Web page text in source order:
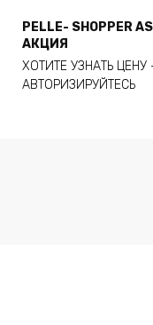
PELLE- SHOPPER
АКЦИЯ
ХОТИТЕ УЗНАТЬ
АВТОРИЗИРУЙТЕСЬ